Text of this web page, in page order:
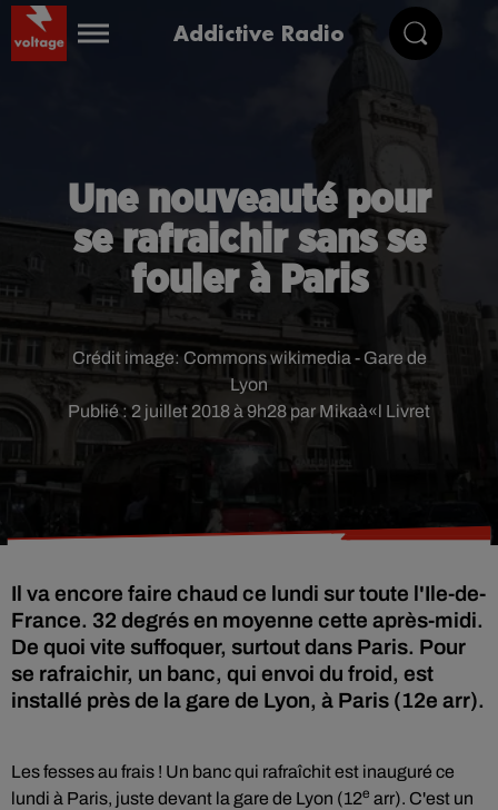
Addictive Radio
Une nouveauté pour
se rafraichir sans se
fouler à Paris
Publié : 2 juillet 2018 à 9h28 par Mikaà«l Livret
Crédit image: Commons wikimedia - Gare de
Lyon
Il va encore faire chaud ce lundi sur toute l'Ile-de-
France. 32 degrés en moyenne cette après-midi.
De quoi vite suffoquer, surtout dans Paris. Pour
se rafraichir, un banc, qui envoi du froid, est
installé près de la gare de Lyon, à Paris (12e arr).
Les fesses au frais ! Un banc qui rafraîchit est inauguré ce
lundi à Paris, juste devant la gare de Lyon (12e arr). C'est un